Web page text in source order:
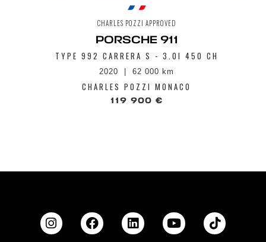
CHARLES POZZI APPROVED
PORSCHE 911
TYPE 992 CARRERA S - 3.0I 450 CH
2020 62 000 km
CHARLES POZZI MONACO
119 900 €